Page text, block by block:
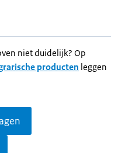
niet duidelijk? Op
producten leggen